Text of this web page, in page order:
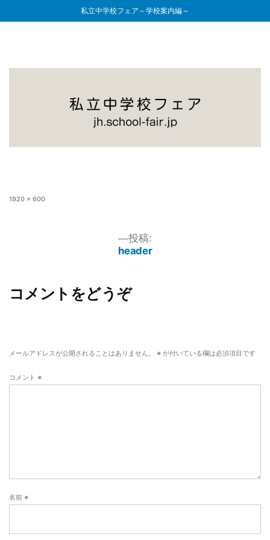
私立中学校フェア～学校案内編～
1920 × 600
投稿:
header
コメントをどうぞ
メールアドレスが公開されることはありません。 ※ が付いている欄は必須項目です
コメント ※
名前 ※